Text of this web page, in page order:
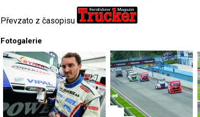
Převzato z časopisu
Fotogalerie